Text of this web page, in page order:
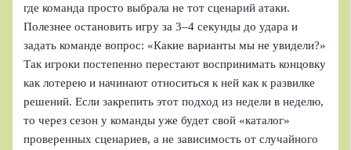
где команда просто выбрала не тот сценарий атаки.
Полезнее остановить игру за 3–4 секунды до удара и
задать команде вопрос: «Какие варианты мы не увидели?»
Так игроки постепенно перестают воспринимать концовку
как лотерею и начинают относиться к ней как к развилке
решений. Если закрепить этот подход из недели в неделю,
то через сезон у команды уже будет свой «каталог»
проверенных сценариев, а не зависимость от случайного